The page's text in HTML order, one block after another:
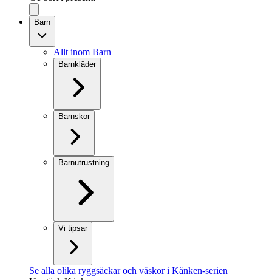
Barn
Allt inom Barn
Barnkläder
Barnskor
Barnutrustning
Vi tipsar
Se alla olika ryggsäckar och väskor i Kånken-serien